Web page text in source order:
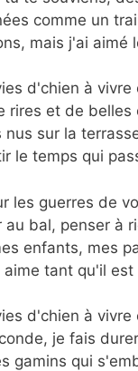
comme un
mais j'ai aimé
d'chien à vivre
rires et de belles
sur la
le temps qui
les guerres de
bal, penser à
enfants, mes
tant qu'il
d'chien à vivre
je fais
gamins qui